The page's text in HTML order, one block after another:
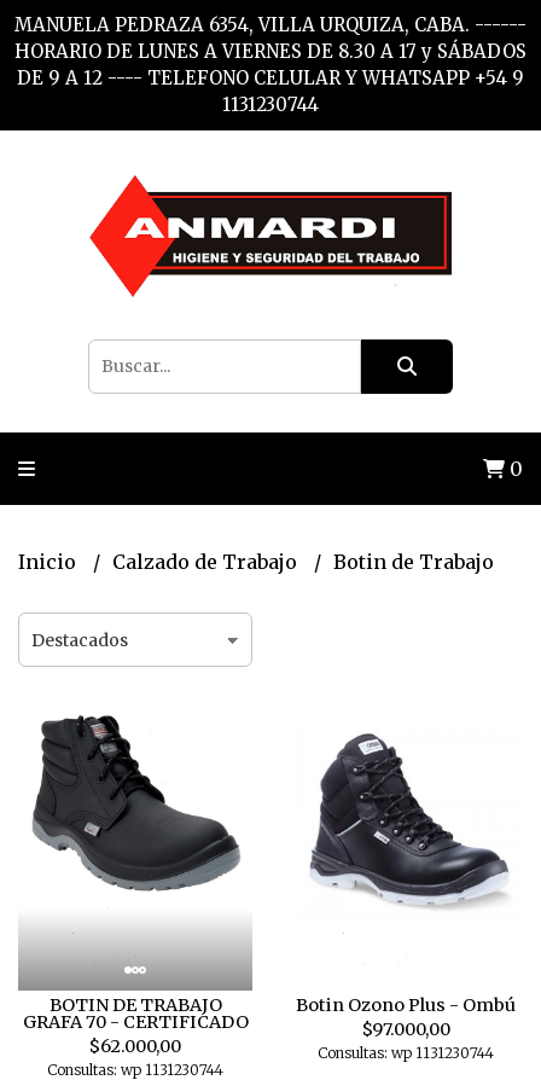
MANUELA PEDRAZA 6354, VILLA URQUIZA, CABA. ------
HORARIO DE LUNES A VIERNES DE 8.30 A 17 y SÁBADOS
DE 9 A 12 ---- TELEFONO CELULAR Y WHATSAPP +54 9
1131230744
0
Inicio Calzado de Trabajo Botin de Trabajo
BOTIN DE TRABAJO
GRAFA 70 - CERTIFICADO
$62.000,00
Consultas: wp 1131230744
Botin Ozono Plus - Ombú
$97.000,00
Consultas: wp 1131230744